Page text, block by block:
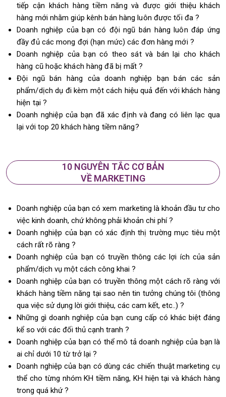
tiếp cận khách hàng tiềm năng và được giới thiệu khách
hàng mới nhằm giúp kênh bán hàng luôn được tối đa ?
Doanh nghiệp của bạn có đội ngũ bán hàng luôn đáp ứng
đầy đủ các mong đợi (hạn mức) các đơn hàng mới ?
Doanh nghiệp của bạn có theo sát và bán lại cho khách
hàng cũ hoặc khách hàng đã bị mất ?
Đội ngũ bán hàng của doanh nghiệp bạn bán các sản
phẩm/dịch dụ đi kèm một cách hiệu quả đến với khách hàng
hiện tại ?
Doanh nghiệp của bạn đã xác định và đang có liên lạc qua
lại với top 20 khách hàng tiềm năng?
10 NGUYÊN TẮC CƠ BẢN
VỀ MARKETING
Doanh nghiệp của bạn có xem marketing là khoản đầu tư cho
việc kinh doanh, chứ không phải khoản chi phí ?
Doanh nghiệp của bạn có xác định thị trường mục tiêu một
cách rất rõ ràng ?
Doanh nghiệp của bạn có truyền thông các lợi ích của sản
phẩm/dịch vụ một cách công khai ?
Doanh nghiệp của bạn có truyền thông một cách rõ ràng với
khách hàng tiềm năng tại sao nên tin tưởng chúng tôi (thông
qua việc sử dụng lời giới thiệu, các cam kết, etc..) ?
Những gì doanh nghiệp của bạn cung cấp có khác biệt đáng
kể so với các đối thủ cạnh tranh ?
Doanh nghiệp của bạn có thể mô tả doanh nghiệp của bạn là
ai chỉ dưới 10 từ trở lại ?
Doanh nghiệp của bạn có dùng các chiến thuật marketing cụ
thể cho từng nhóm KH tiềm năng, KH hiện tại và khách hàng
trong quá khứ ?